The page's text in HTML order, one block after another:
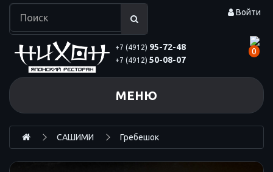
Войти
+7 (4912) 95-72-48
+7 (4912) 50-08-07
0
МЕНЮ
САШИМИ Гребешок